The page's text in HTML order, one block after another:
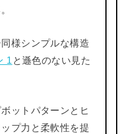
様シンプルな構造
1 と遜色のない見た
ットパターンとヒ
プ力と柔軟性を提